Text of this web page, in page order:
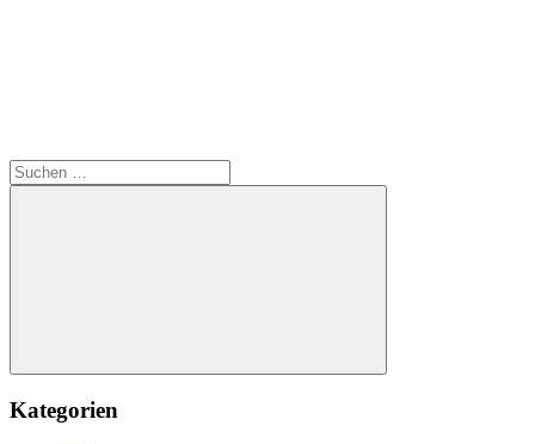
Suchen
nach:
Suchen
Kategorien